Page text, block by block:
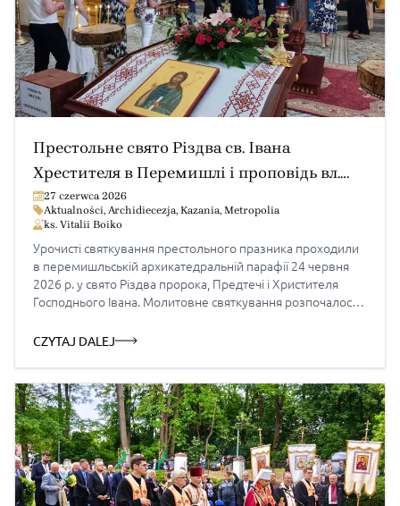
Престольне свято Різдва св. Івана
Хрестителя в Перемишлі і проповідь вл.
Євгена
27 czerwca 2026
Aktualności, Archidiecezja, Kazania, Metropolia
ks. Vitalii Boiko
Урочисті святкування престольного празника проходили
в перемишльській архикатедральній парафії 24 червня
2026 р. у свято Різдва пророка, Предтечі і Христителя
Господнього Івана. Молитовне святкування розпочалося
молитовними чуваннями, які очолили сестри служебниці
Центральною подією празника стала Архиєрейська
Божественна Літургія, яку […]
CZYTAJ DALEJ